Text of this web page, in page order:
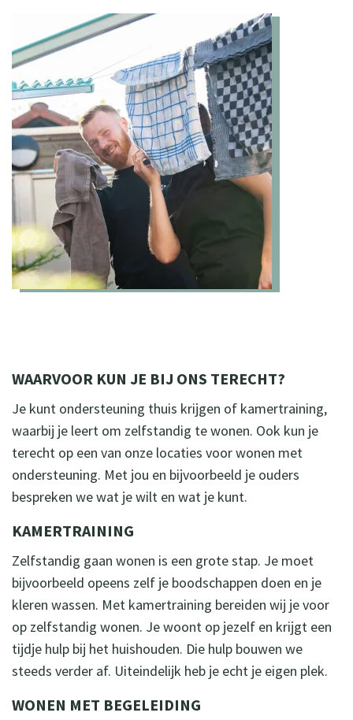
WAARVOOR KUN JE BIJ ONS TERECHT?
Je kunt ondersteuning thuis krijgen of kamertraining,
waarbij je leert om zelfstandig te wonen. Ook kun je
terecht op een van onze locaties voor wonen met
ondersteuning. Met jou en bijvoorbeeld je ouders
bespreken we wat je wilt en wat je kunt.
KAMERTRAINING
Zelfstandig gaan wonen is een grote stap. Je moet
bijvoorbeeld opeens zelf je boodschappen doen en je
kleren wassen. Met kamertraining bereiden wij je voor
op zelfstandig wonen. Je woont op jezelf en krijgt een
tijdje hulp bij het huishouden. Die hulp bouwen we
steeds verder af. Uiteindelijk heb je echt je eigen plek.
WONEN MET BEGELEIDING